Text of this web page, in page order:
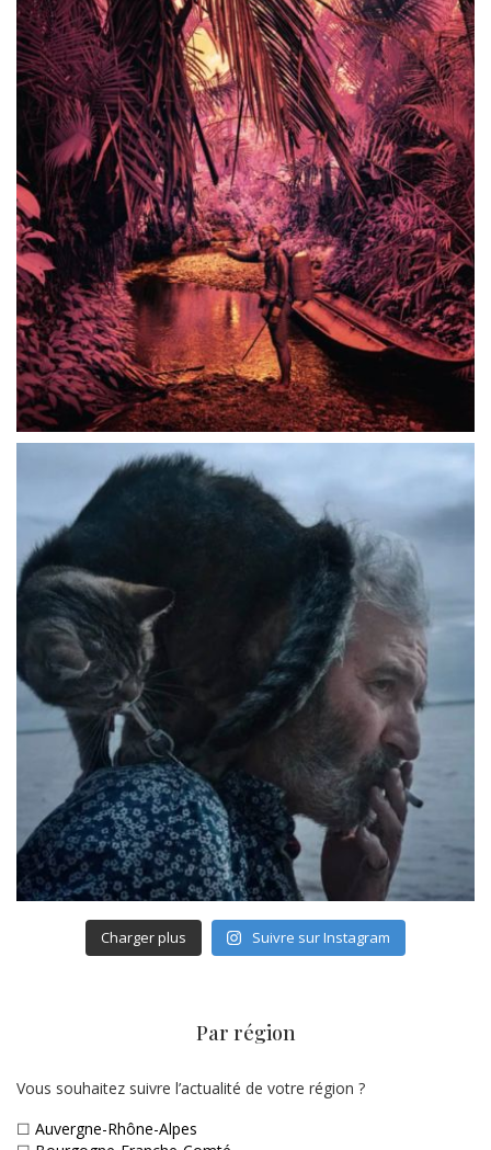
Charger plus Suivre sur Instagram
Par région
Vous souhaitez suivre l’actualité de votre région ?
☐ Auvergne-Rhône-Alpes